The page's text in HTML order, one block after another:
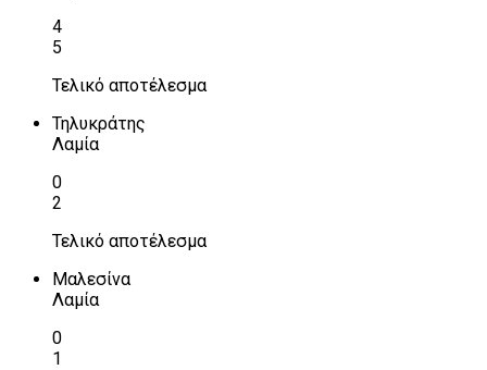
4
5
Τελικό αποτέλεσμα
Τηλυκράτης
Λαμία
0
2
Τελικό αποτέλεσμα
Μαλεσίνα
Λαμία
0
1